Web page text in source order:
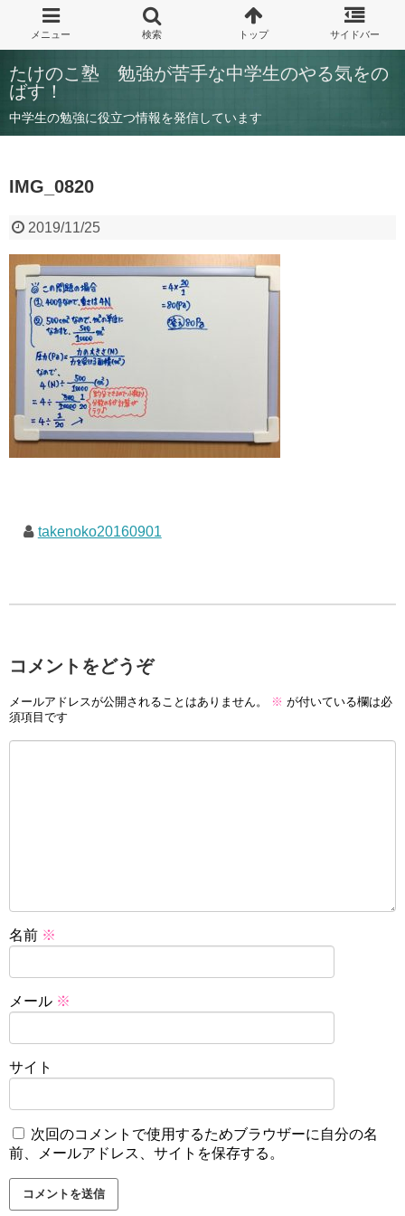
たけのこ塾 勉強が苦手な中学生のやる気をの
ばす！
中学生の勉強に役立つ情報を発信しています
IMG_0820
2019/11/25
takenoko20160901
コメントをどうぞ
メールアドレスが公開されることはありません。 ※ が付いている欄は必
須項目です
名前 ※
メール ※
サイト
次回のコメントで使用するためブラウザーに自分の名
前、メールアドレス、サイトを保存する。